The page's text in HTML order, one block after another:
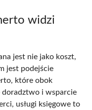
widzi
jest nie jako koszt,
jest podejście
które obok
doradztwo i wsparcie
usługi księgowe to